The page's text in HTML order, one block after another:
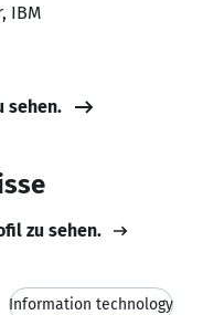
IBM
sehen.
zu sehen.
Information technology